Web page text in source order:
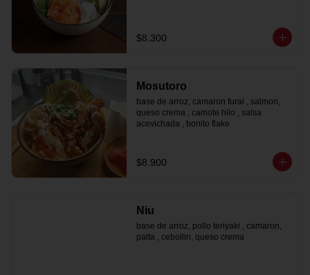
$8.300
Mosutoro
base de arroz, camaron furai , salmon,
queso crema , camote hilo , salsa
acevichada , bonito flake
$8.900
Niu
base de arroz, pollo teriyaki , camaron,
palta , cebollin, queso crema